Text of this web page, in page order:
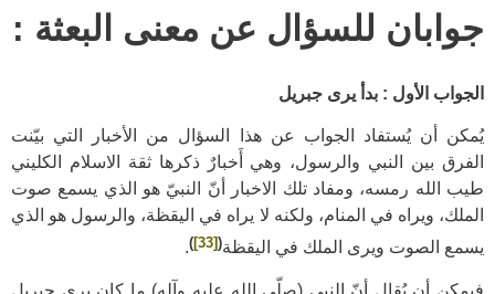
جوابان للسؤال عن معنى البعثة :
الجواب الأول : بدأ يرى جبريل
يُمكن أن يُستفاد الجواب عن هذا السؤال من الأخبار التي بيّنت
الفرق بين النبي والرسول، وهي أَخبارٌ ذكرها ثقة الاسلام الكليني
طيب الله رمسه، ومفاد تلك الاخبار أنّ النبيّ هو الذي يسمع صوت
الملك، ويراه في المنام، ولكنه لا يراه في اليقظة، والرسول هو الذي
يسمع الصوت ويرى الملك في اليقظة(
[33]
)
.
فيمكن أن يُقال أنّ النبي (صلّى الله عليه وآله) ما كان يرى جبريل